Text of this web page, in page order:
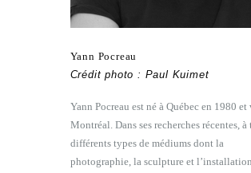
Yann Pocreau
Crédit photo : Paul Kuimet
Yann Pocreau est né à Québec en 1980 et
Montréal. Dans ses recherches récentes, à
différents types de médiums dont la
photographie, la sculpture et